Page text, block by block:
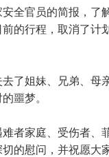
全官员的简报，了
的行程，取消了计
了姐妹、兄弟、母
噩梦。
难者家庭、受伤者
的慰问，并祝愿大